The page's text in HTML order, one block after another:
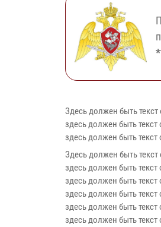
Здесь должен быть
здесь должен быть
здесь должен быть
Здесь должен быть
здесь должен быть
здесь должен быть
здесь должен быть
здесь должен быть
здесь должен быть